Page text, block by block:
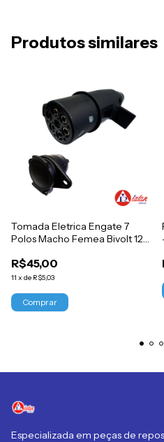
Produtos similares
Tomada Eletrica Engate 7
Polos Macho Femea Bivolt 12v
R$45,00
11 x de R$5,03
Especializada em peças de